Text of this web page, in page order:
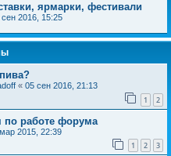
ярмарки, фестивали
сен 2016, 15:25
« 05 сен 2016, 21:13
1 2
по работе форума
2015, 22:39
1 2 3